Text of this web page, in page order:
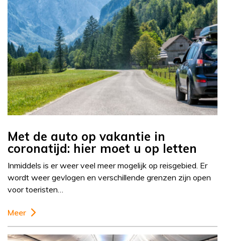
Met de auto op vakantie in
coronatijd: hier moet u op letten
Inmiddels is er weer veel meer mogelijk op reisgebied. Er
wordt weer gevlogen en verschillende grenzen zijn open
voor toeristen…
Meer